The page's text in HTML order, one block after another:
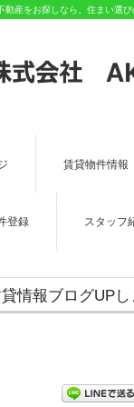
動産をお探しなら、住まい
賃貸物件情報
登録 スタッフ
情報ブログUPし